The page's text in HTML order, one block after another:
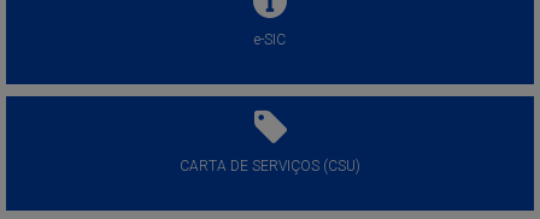
e-SIC
CARTA DE SERVIÇOS (CSU)